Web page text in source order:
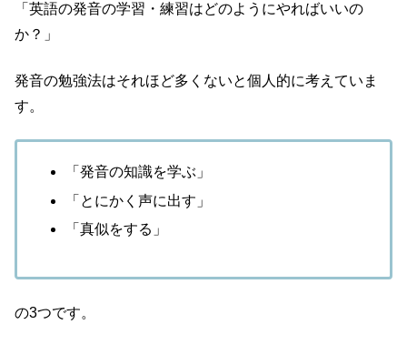
「英語の発音の学習・練習はどのようにやればいいの
か？」
発音の勉強法はそれほど多くないと個人的に考えていま
す。
「発音の知識を学ぶ」
「とにかく声に出す」
「真似をする」
の3つです。